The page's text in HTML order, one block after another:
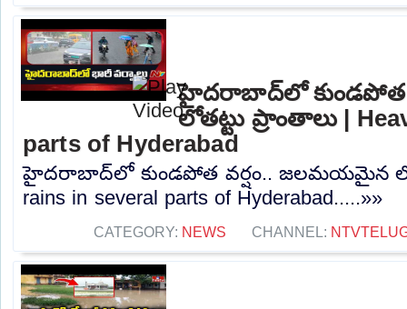
హైదరాబాద్‌లో కుండపోత
లోతట్టు ప్రాంతాలు |
parts of Hyderabad
హైదరాబాద్‌లో కుండపోత వర్షం.. జలమయమైన
rains in several parts of Hyderabad.....»»
CATEGORY: NEWS CHANNEL: